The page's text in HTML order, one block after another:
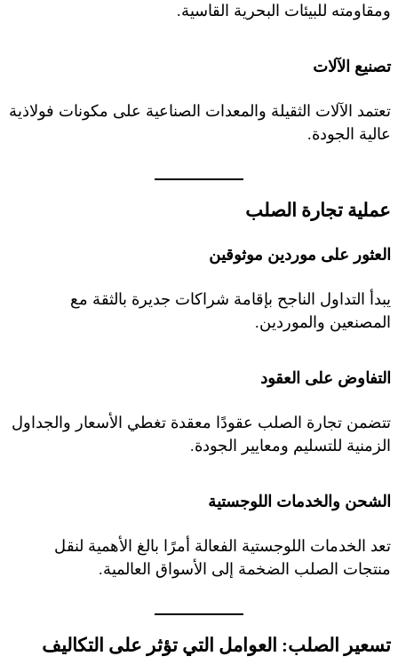
ومقاومته للبيئات البحرية القاسية.
تصنيع الآلات
تعتمد الآلات الثقيلة والمعدات الصناعية على مكونات فولاذية
عالية الجودة.
عملية تجارة الصلب
العثور على موردين موثوقين
يبدأ التداول الناجح بإقامة شراكات جديرة بالثقة مع
المصنعين والموردين.
التفاوض على العقود
تتضمن تجارة الصلب عقودًا معقدة تغطي الأسعار والجداول
الزمنية للتسليم ومعايير الجودة.
الشحن والخدمات اللوجستية
تعد الخدمات اللوجستية الفعالة أمرًا بالغ الأهمية لنقل
منتجات الصلب الضخمة إلى الأسواق العالمية.
تسعير الصلب: العوامل التي تؤثر على التكاليف